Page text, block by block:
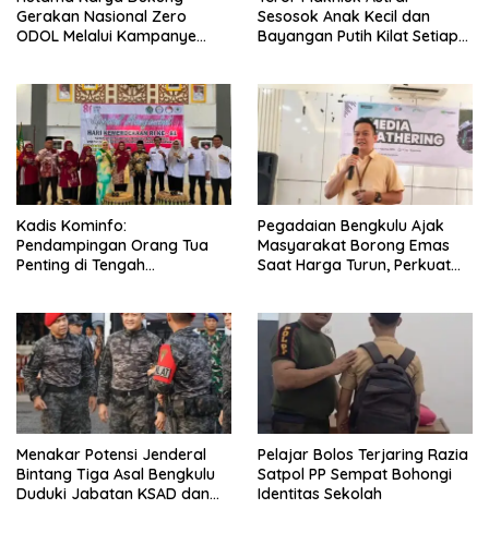
Gerakan Nasional Zero
ODOL Melalui Kampanye
Sesosok Anak Kecil dan
Bayangan Putih Kilat Setiap
Kadis Kominfo:
Pendampingan Orang Tua
Penting di Tengah
Pegadaian Bengkulu Ajak
Masyarakat Borong Emas
Saat Harga Turun, Perkuat
Menakar Potensi Jenderal
Bintang Tiga Asal Bengkulu
Duduki Jabatan KSAD dan
Pelajar Bolos Terjaring Razia
Satpol PP Sempat Bohongi
Identitas Sekolah